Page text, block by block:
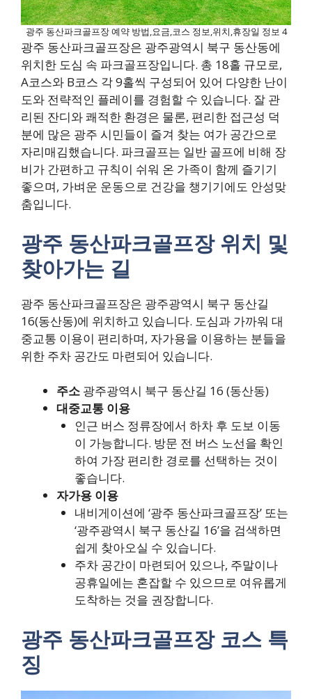
광주 동산파크골프장 예약 방법,요금,코스 정보,위치,휴장일 정보 4
광주 동산파크골프장은 광주광역시 북구 동산동에
위치한 도심 속 파크골프장입니다. 총 18홀 규모로,
A코스와 B코스 각 9홀씩 구성되어 있어 다양한 난이
도와 전략적인 플레이를 경험할 수 있습니다. 잘 관
리된 잔디와 쾌적한 환경은 물론, 편리한 접근성 덕
분에 많은 광주 시민들이 즐겨 찾는 여가 공간으로
자리매김했습니다. 파크골프는 일반 골프에 비해 장
비가 간편하고 규칙이 쉬워 온 가족이 함께 즐기기
좋으며, 가벼운 운동으로 건강을 챙기기에도 안성맞
춤입니다.
광주 동산파크골프장 위치 및
찾아가는 길
광주 동산파크골프장은 광주광역시 북구 동산길
16(동산동)에 위치하고 있습니다. 도심과 가까워 대
중교통 이용이 편리하며, 자가용을 이용하는 분들을
위한 주차 공간도 마련되어 있습니다.
주소 광주광역시 북구 동산길 16 (동산동)
대중교통 이용
인근 버스 정류장에서 하차 후 도보 이동
이 가능합니다. 방문 전 버스 노선을 확인
하여 가장 편리한 경로를 선택하는 것이
좋습니다.
자가용 이용
내비게이션에 ‘광주 동산파크골프장’ 또는
‘광주광역시 북구 동산길 16’을 검색하면
쉽게 찾아오실 수 있습니다.
주차 공간이 마련되어 있으나, 주말이나
공휴일에는 혼잡할 수 있으므로 여유롭게
도착하는 것을 권장합니다.
광주 동산파크골프장 코스 특
징